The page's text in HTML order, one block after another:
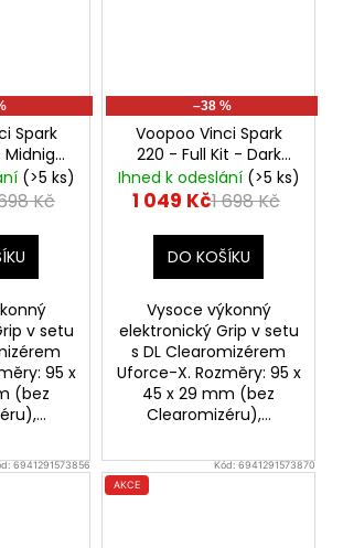
Spark
X Tank
(>5 ks)
Kč
v setu
95 x
(bez
–38 %
Voopoo Vinci Spark
220 - Full Kit - Dark
Reds UFORCE-X Tank
Ihned k odeslání (>5 ks)
1 049 Kč1 698 Kč
DO KOŠÍKU
Vysoce výkonný
elektronický Grip v setu
s DL Clearomizérem
Uforce-X. Rozměry: 95 x
45 x 29 mm (bez
Clearomizéru),...
6941291573856
Kód: 6941291573870
AKCE